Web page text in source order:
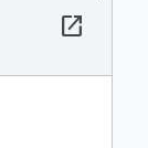
open_in_new